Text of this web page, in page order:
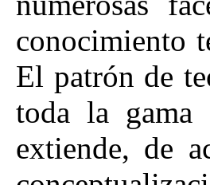
conocimiento
El patrón de
toda la gama
extiende, de